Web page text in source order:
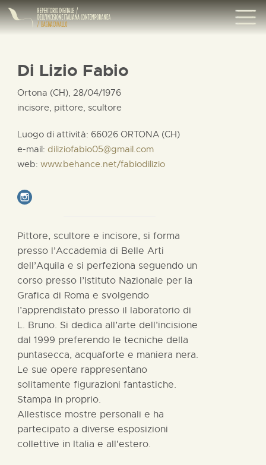
Di Lizio Fabio
Ortona (CH), 28/04/1976
incisore, pittore, scultore
Luogo di attività: 66026 ORTONA (CH)
e-mail: diliziofabio05@gmail.com
web: www.behance.net/fabiodilizio
Pittore, scultore e incisore, si forma
presso l’Accademia di Belle Arti
dell’Aquila e si perfeziona seguendo un
corso presso l’Istituto Nazionale per la
Grafica di Roma e svolgendo
l’apprendistato presso il laboratorio di
L. Bruno. Si dedica all’arte dell’incisione
dal 1999 preferendo le tecniche della
puntasecca, acquaforte e maniera nera.
Le sue opere rappresentano
solitamente figurazioni fantastiche.
Stampa in proprio.
Allestisce mostre personali e ha
partecipato a diverse esposizioni
collettive in Italia e all'estero.